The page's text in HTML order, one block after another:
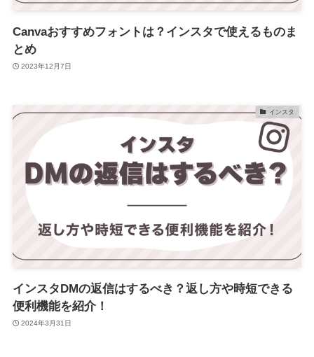
Canvaおすすめフォントは？インスタで使えるものま
とめ
2023年12月7日
インスタ
インスタDMの返信はするべき？返し方や時短できる
便利機能を紹介！
2024年3月31日